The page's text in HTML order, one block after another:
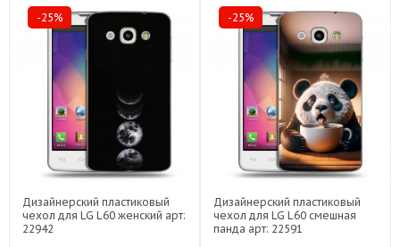
-25%
Дизайнерский пластиковый
чехол для LG L60 женский арт:
22942
-25%
Дизайнерский пластиковый
чехол для LG L60 смешная
панда арт: 22591